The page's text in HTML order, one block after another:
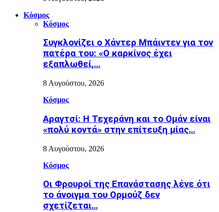
Κόσμος
Κόσμος
Συγκλονίζει ο Χάντερ Μπάιντεν για τον
πατέρα του: «Ο καρκίνος έχει
εξαπλωθεί,…
8 Αυγούστου, 2026
Κόσμος
Αραγτσί: Η Τεχεράνη και το Ομάν είναι
«πολύ κοντά» στην επίτευξη μίας…
8 Αυγούστου, 2026
Κόσμος
Οι Φρουροί της Επανάστασης λένε ότι
το άνοιγμα του Ορμούζ δεν
σχετίζεται…